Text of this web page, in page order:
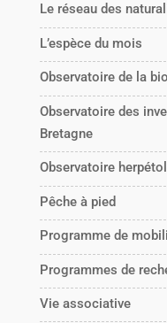
Le réseau des
L’espèce du mois
Observatoire de la
Observatoire des
Bretagne
Observatoire
Pêche à pied
Programme de
Programmes de
Vie associative